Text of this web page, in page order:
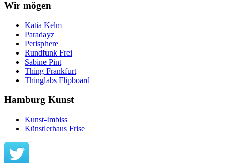
Wir mögen
Katia Kelm
Paradayz
Perisphere
Rundfunk Frei
Sabine Pint
Thing Frankfurt
Thinglabs Flipboard
Hamburg Kunst
Kunst-Imbiss
Künstlerhaus Frise